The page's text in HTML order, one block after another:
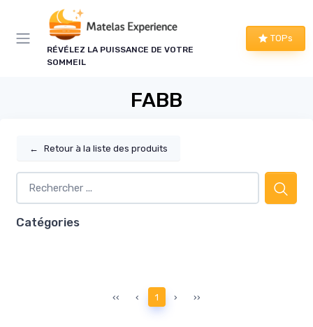
RÉVÉLEZ LA PUISSANCE DE VOTRE
SOMMEIL
TOPs
FABB
← Retour à la liste des produits
Catégories
‹‹ ‹ 1 › ››
Panneau de gestion des cookies